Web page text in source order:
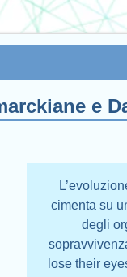
e
cimenta su
degli
lose their